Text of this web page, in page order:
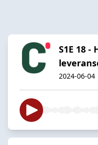
S1E 18 -
2024-06-04